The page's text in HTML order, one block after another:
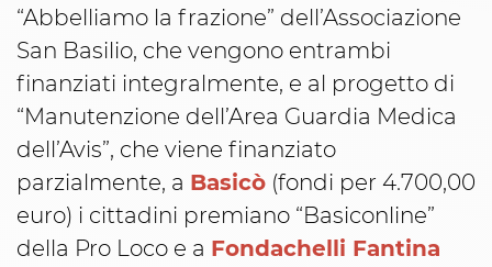
“Abbelliamo la frazione” dell’Associazione
San Basilio, che vengono entrambi
finanziati integralmente, e al progetto di
“Manutenzione dell’Area Guardia Medica
dell’Avis”, che viene finanziato
parzialmente, a Basicò (fondi per 4.700,00
euro) i cittadini premiano “Basiconline”
della Pro Loco e a Fondachelli Fantina